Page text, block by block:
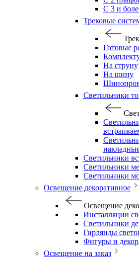
С 3 и
Трековые
Готовые
На струну
На шину
Светильники
Светильники
Светильники
Светильники
Освещение декоративное
Освещение
Инсталляции
Светильники
Гирлянды
Фигуры и декор
Освещение на заказ